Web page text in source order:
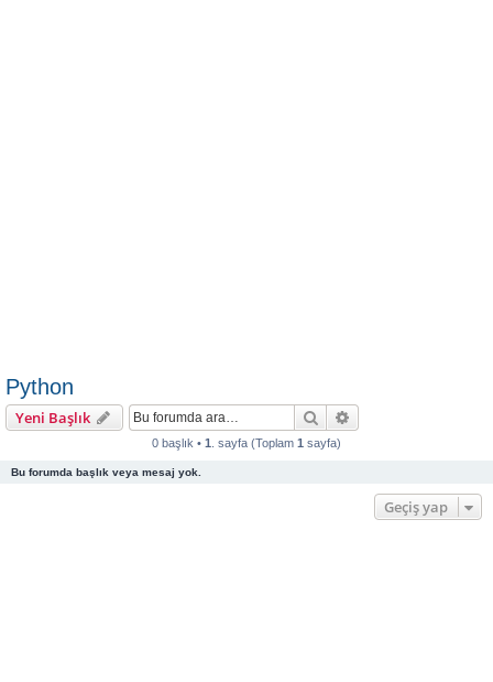
Python
Yeni Başlık Ara
0 başlık • 1 . sayfa (Toplam 1 sayfa)
Bu forumda başlık veya mesaj yok.
Geçiş yap